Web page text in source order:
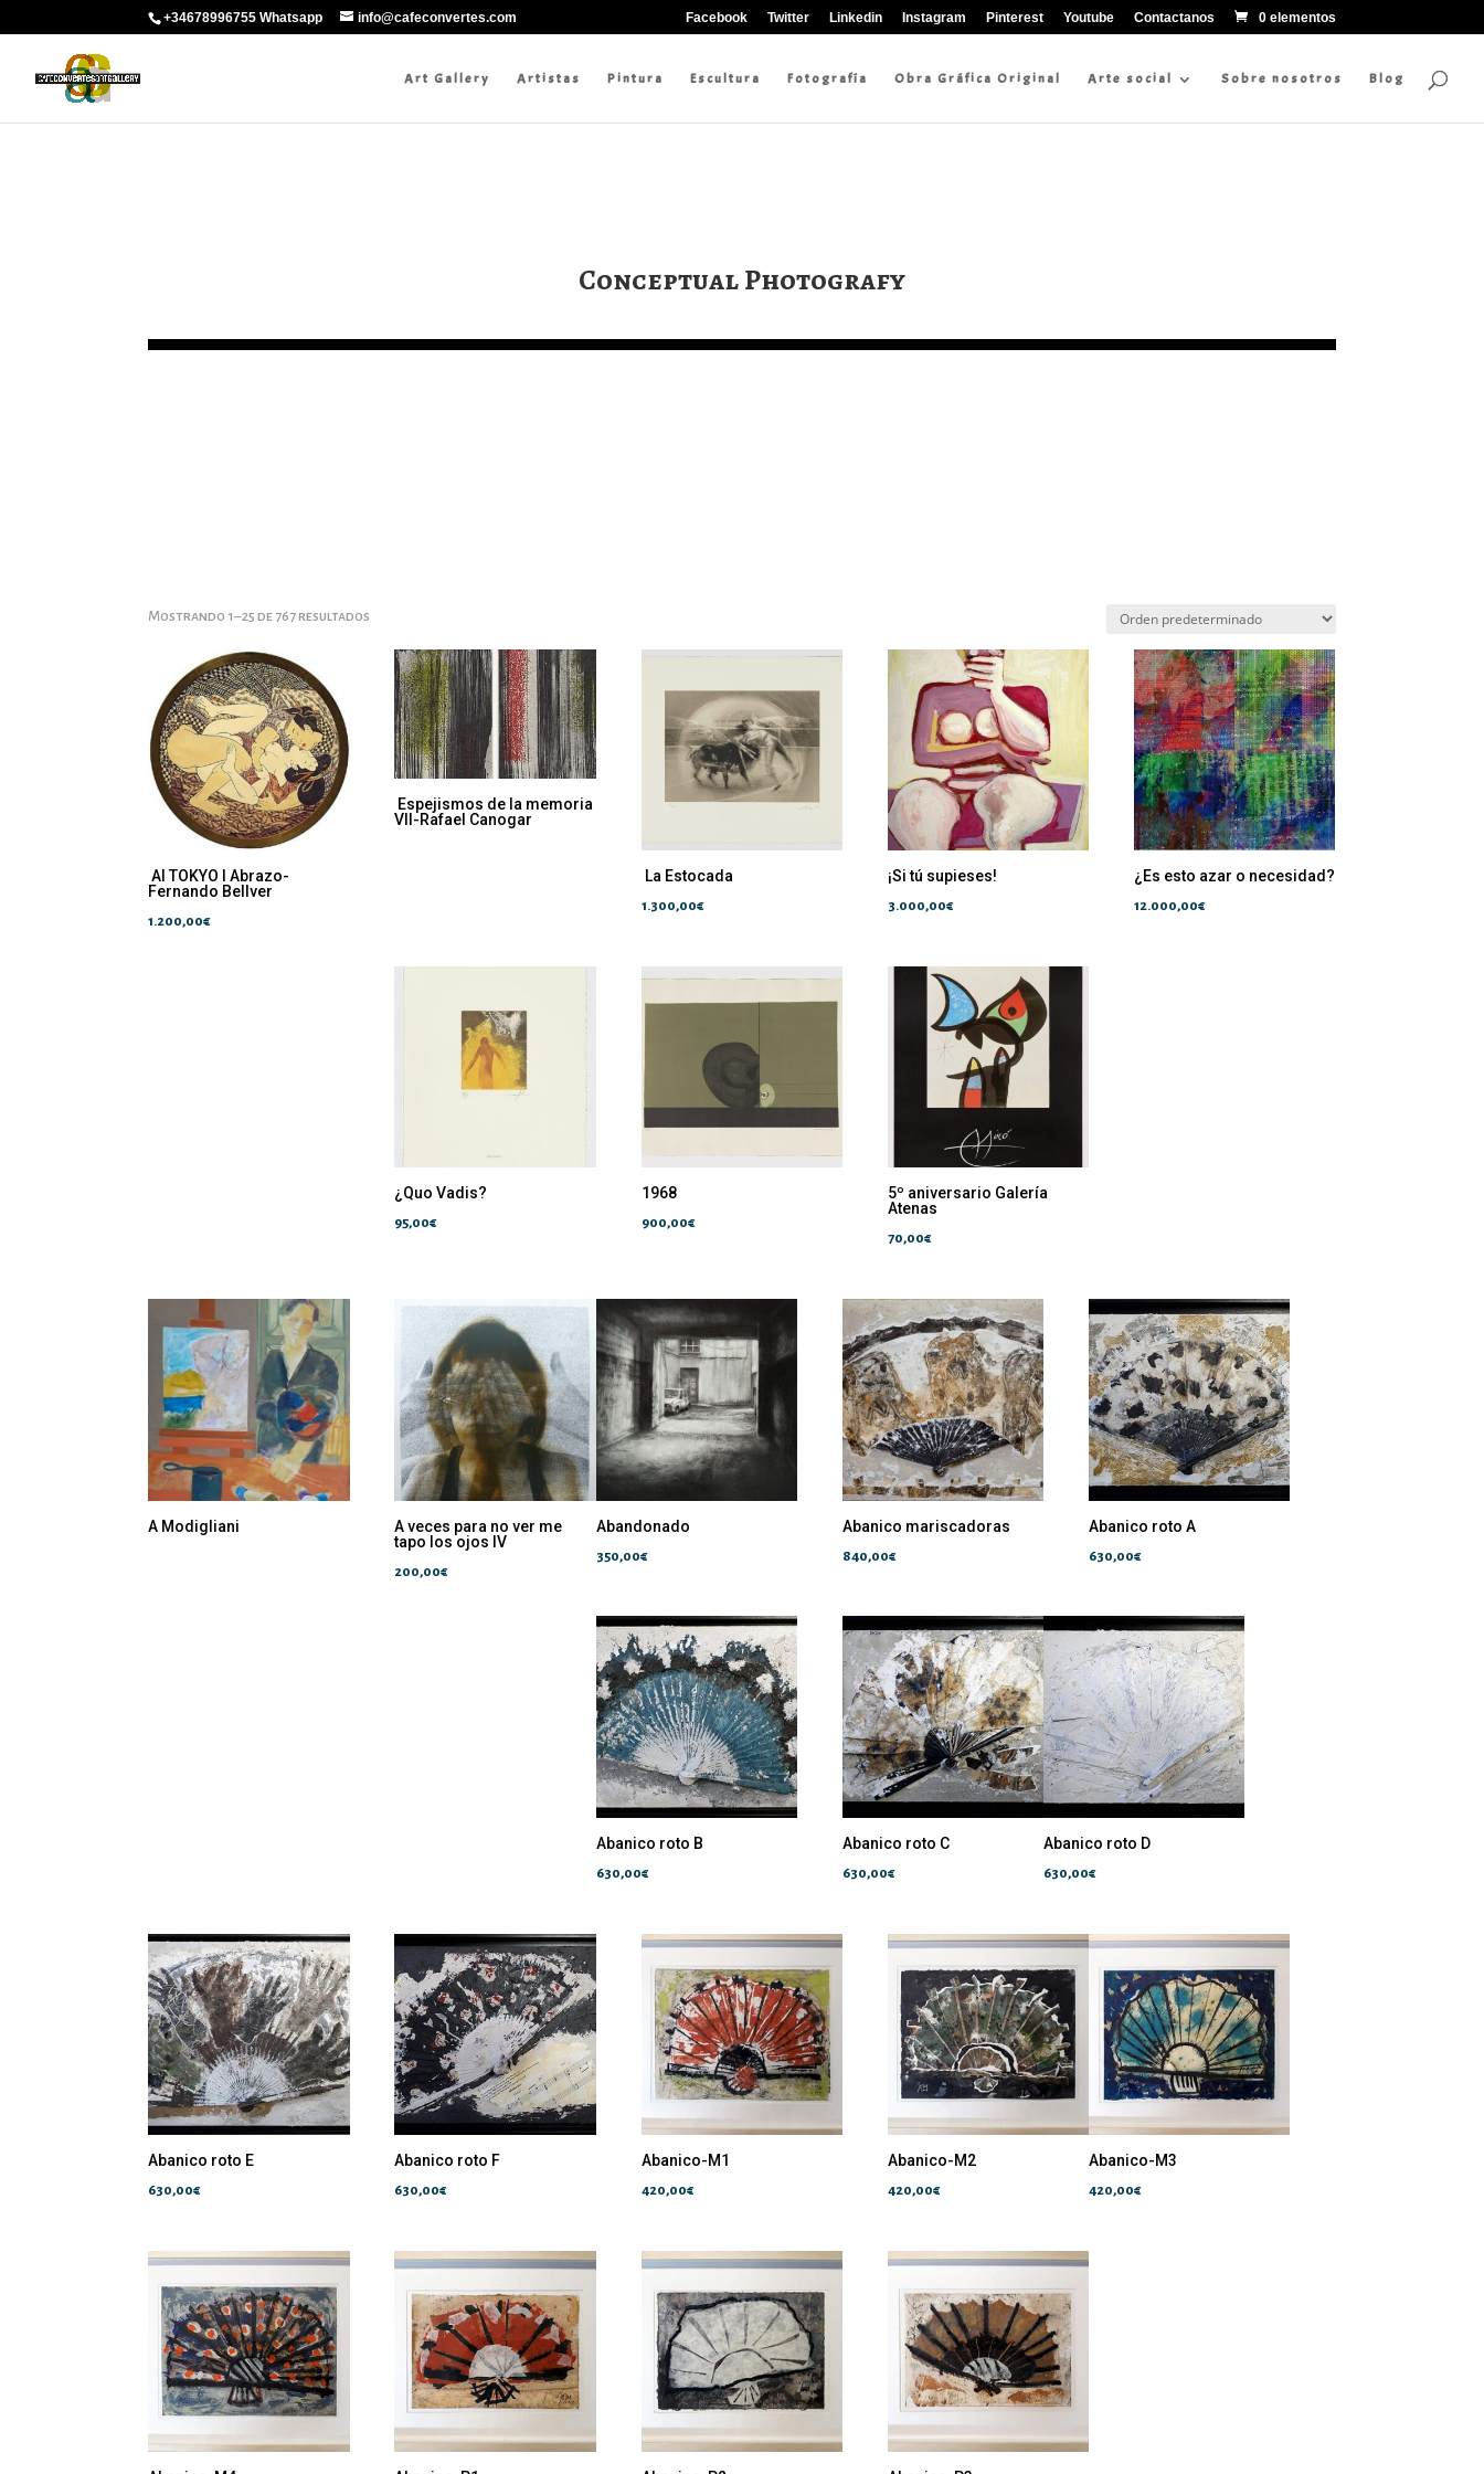
+34678996755 Whatsapp info@cafeconvertes.com Facebook Twitter Linkedin Instagram Pinterest Youtube Contactanos 0 elementos
Art Gallery Artistas Pintura Escultura Fotografía Obra Gráfica Original Arte social Sobre nosotros Blog
Conceptual Photografy
Mostrando 1–25 de 767 resultados
AI TOKYO I Abrazo-
Fernando Bellver
1.200,00€
Espejismos de la memoria
VII-Rafael Canogar
La Estocada
1.300,00€
¡Si tú supieses!
3.000,00€
¿Es esto azar o necesidad?
12.000,00€
¿Quo Vadis?
95,00€
1968
900,00€
5º aniversario Galería
Atenas
70,00€
A Modigliani
A veces para no ver me
tapo los ojos IV
200,00€
Abandonado
350,00€
Abanico mariscadoras
840,00€
Abanico roto A
630,00€
Abanico roto B
630,00€
Abanico roto C
630,00€
Abanico roto D
630,00€
Abanico roto E
630,00€
Abanico roto F
630,00€
Abanico-M1
420,00€
Abanico-M2
420,00€
Abanico-M3
420,00€